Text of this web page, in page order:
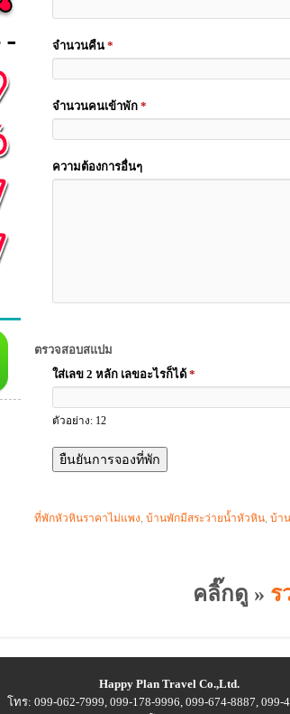
จำนวนคืน *
จำนวนคนเข้าพัก *
ความต้องการอื่นๆ
ตรวจสอบสแปม
ใส่เลข 2 หลัก เลขอะไรก็ได้ *
ตัวอย่าง: 12
ที่พักหัวหินราคาไม่แพง บ้านพักมีสระว่ายน้ำหัวหิน บ้า
คลิ๊กดู » ร
Happy Plan Travel Co.,Ltd.
โทร: 099-062-7999, 099-178-9996, 099-674-8887, 099-